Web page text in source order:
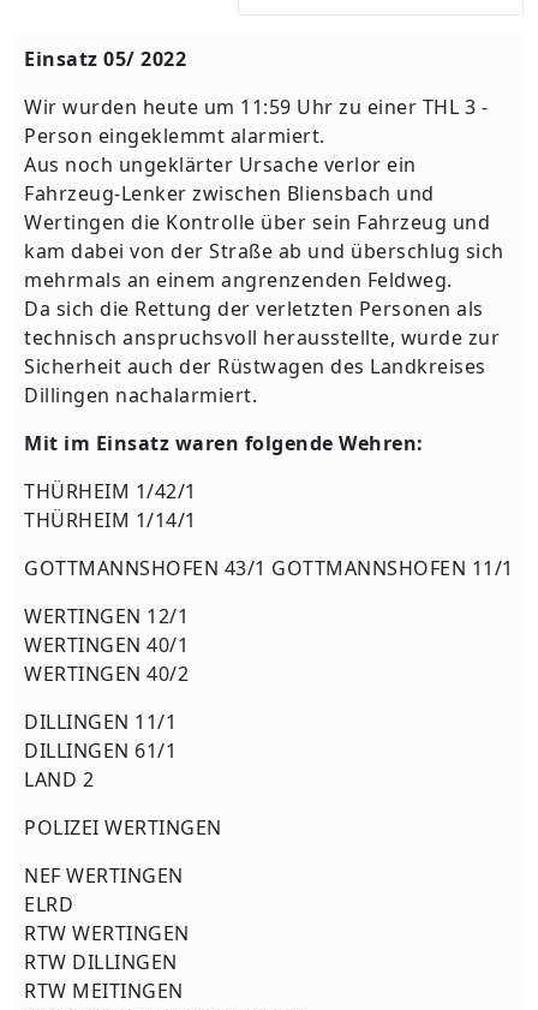
Einsatz 05/ 2022
Wir wurden heute um 11:59 Uhr zu einer THL 3 -
Person eingeklemmt alarmiert.
Aus noch ungeklärter Ursache verlor ein
Fahrzeug-Lenker zwischen Bliensbach und
Wertingen die Kontrolle über sein Fahrzeug und
kam dabei von der Straße ab und überschlug sich
mehrmals an einem angrenzenden Feldweg.
Da sich die Rettung der verletzten Personen als
technisch anspruchsvoll herausstellte, wurde zur
Sicherheit auch der Rüstwagen des Landkreises
Dillingen nachalarmiert.
Mit im Einsatz waren folgende Wehren:
THÜRHEIM 1/42/1
THÜRHEIM 1/14/1
GOTTMANNSHOFEN 43/1 GOTTMANNSHOFEN 11/1
WERTINGEN 12/1
WERTINGEN 40/1
WERTINGEN 40/2
DILLINGEN 11/1
DILLINGEN 61/1
LAND 2
POLIZEI WERTINGEN
NEF WERTINGEN
ELRD
RTW WERTINGEN
RTW DILLINGEN
RTW MEITINGEN